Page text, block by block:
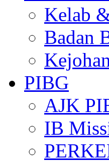
Kelab
Badan
PIBG
AJK
IB